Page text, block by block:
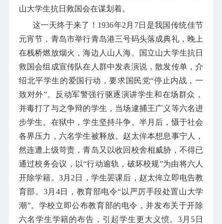
山大学生抗日救国会在谋划着。
这一天终于来了！ 1936年2 月 7日是我国传统佳节
元宵节，青岛市举行青岛港三号码头落成典礼，晚上
在栈桥燃放烟火，海边人山人海。国立山大学生抗日
救国会组成宣传队在人群中发表演说，散发传单，介
绍北平学生的爱国行动，要求国民党“停止内战，一
致对外”。反动军警强行驱逐演讲学生和在场群众，
并毒打了与之争辩的学生，当场逮捕王广义等六名进
步学生。在狱中，学生坚持斗争。半月后，慑于社会
各界压力，六名学生被释放。赵太侔本想息事宁人，
然连遭上级苛责，青岛又以收回校舍相威胁，不得已
通过校务会议，以“行动逾轨，破坏校规”为由将六人
开除学籍。 3月 2 日，学生罢课后，赵太侔立即电告教
育部。 3月 4日，教育部电令“以严厉手段处置山大学
潮”。学校立即公布教育部的电令，并发布关于开除
六名学生学籍的布告，引起学生更大义愤。3 月 5 日